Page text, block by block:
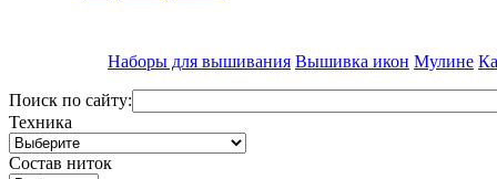
Наборы для вышивания Вышивка икон Мулине
Поиск по сайту:
Техника
Состав ниток